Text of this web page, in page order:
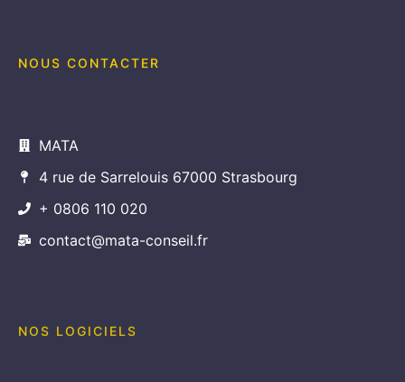
NOUS CONTACTER
MATA
4 rue de Sarrelouis 67000 Strasbourg
+ 0806 110 020
contact@mata-conseil.fr
NOS LOGICIELS